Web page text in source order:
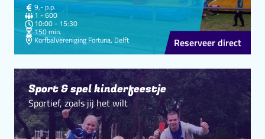
Kosten
9,-p.p.
1 - 600personen
Starttijd
10:00- Eindtijd
15:30
Duur
150 min.
Locatie
Korfbalvereniging Fortuna, Delft Reserveer direct
Sport & spel kinderfeestje
Sportief, zoals jij het wilt